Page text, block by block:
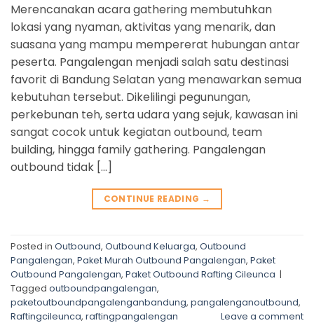
Merencanakan acara gathering membutuhkan
lokasi yang nyaman, aktivitas yang menarik, dan
suasana yang mampu mempererat hubungan antar
peserta. Pangalengan menjadi salah satu destinasi
favorit di Bandung Selatan yang menawarkan semua
kebutuhan tersebut. Dikelilingi pegunungan,
perkebunan teh, serta udara yang sejuk, kawasan ini
sangat cocok untuk kegiatan outbound, team
building, hingga family gathering. Pangalengan
outbound tidak […]
CONTINUE READING →
Posted in Outbound, Outbound Keluarga, Outbound
Pangalengan, Paket Murah Outbound Pangalengan, Paket
Outbound Pangalengan, Paket Outbound Rafting Cileunca |
Tagged outboundpangalengan,
paketoutboundpangalenganbandung, pangalenganoutbound,
Raftingcileunca, raftingpangalengan Leave a comment